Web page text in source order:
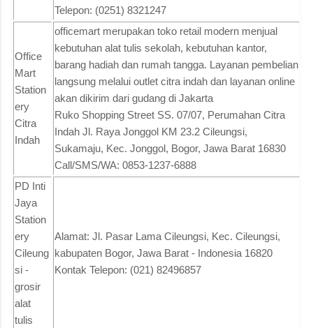
Telepon: (0251) 8321247
Office
Mart
Station
ery
Citra
Indah
officemart merupakan toko retail modern menjual
kebutuhan alat tulis sekolah, kebutuhan kantor,
barang hadiah dan rumah tangga. Layanan pembelian
langsung melalui outlet citra indah dan layanan online
akan dikirim dari gudang di Jakarta
Ruko Shopping Street SS. 07/07, Perumahan Citra
Indah Jl. Raya Jonggol KM 23.2 Cileungsi,
Sukamaju, Kec. Jonggol, Bogor, Jawa Barat 16830
Call/SMS/WA: 0853-1237-6888
PD Inti
Jaya
Station
ery
Cileung
si -
grosir
alat
tulis
Alamat: Jl. Pasar Lama Cileungsi, Kec. Cileungsi,
kabupaten Bogor, Jawa Barat - Indonesia 16820
Kontak Telepon: (021) 82496857